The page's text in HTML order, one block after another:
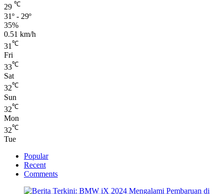
29 ℃
31º - 29º
35%
0.51 km/h
31 ℃
Fri
33℃
Sat
32℃
Sun
32℃
Mon
32℃
Tue
Popular
Recent
Comments